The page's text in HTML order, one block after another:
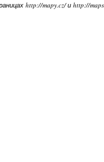
http://mapy.cz/ и http://